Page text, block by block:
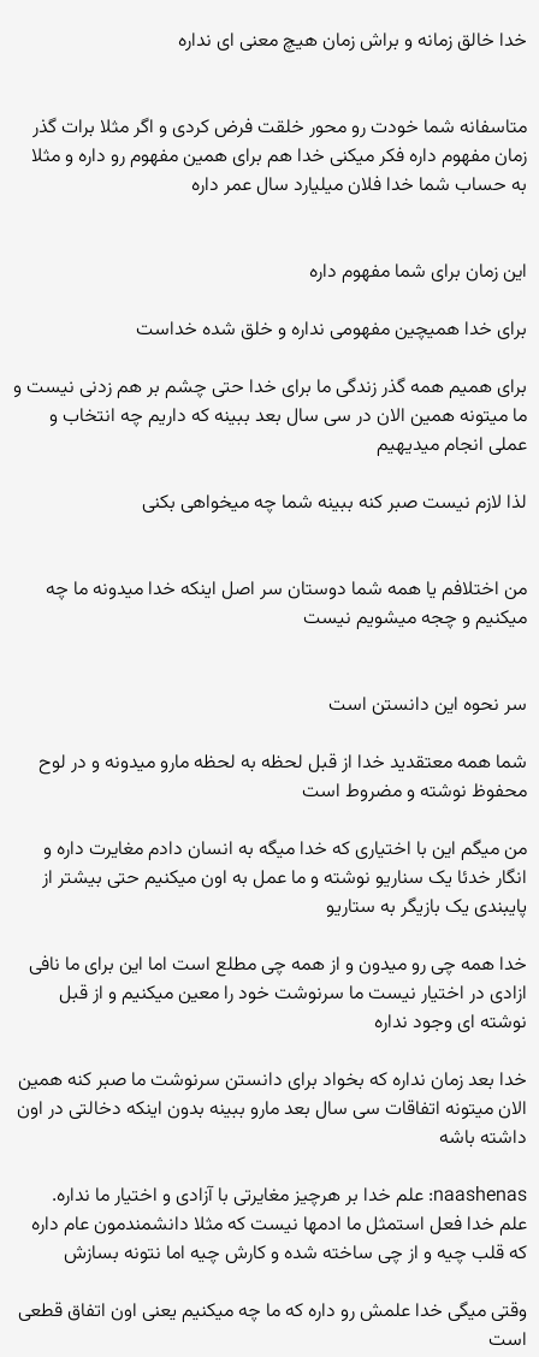
خدا خالق زمانه و براش زمان هیچ معنی ای نداره
متاسفانه شما خودت رو محور خلقت فرض کردی و اگر مثلا برات گذر
زمان مفهوم داره فکر میکنی خدا هم برای همین مفهوم رو داره و مثلا
به حساب شما خدا فلان میلیارد سال عمر داره
این زمان برای شما مفهوم داره
برای خدا همیچین مفهومی نداره و خلق شده خداست
برای همیم همه گذر زندگی ما برای خدا حتی چشم بر هم زدنی نیست و
ما میتونه همین الان در سی سال بعد ببینه که داریم چه انتخاب و
عملی انجام میدیهیم
لذا لازم نیست صبر کنه ببینه شما چه میخواهی بکنی
من اختلافم یا همه شما دوستان سر اصل اینکه خدا میدونه ما چه
میکنیم و چجه میشویم نیست
سر نحوه این دانستن است
شما همه معتقدید خدا از قبل لحظه به لحظه مارو میدونه و در لوح
محفوظ نوشته و مضروط است
من میگم این با اختیاری که خدا میگه به انسان دادم مغایرت داره و
انگار خدئا یک سناریو نوشته و ما عمل به اون میکنیم حتی بیشتر از
پایبندی یک بازیگر به ستاریو
خدا همه چی رو میدون و از همه چی مطلع است اما این برای ما نافی
ازادی در اختیار نیست ما سرنوشت خود را معین میکنیم و از قبل
نوشته ای وجود نداره
خدا بعد زمان نداره که بخواد برای دانستن سرنوشت ما صبر کنه همین
الان میتونه اتفاقات سی سال بعد مارو ببینه بدون اینکه دخالتی در اون
داشته باشه
naashenas: علم خدا بر هرچیز مغایرتی با آزادی و اختیار ما نداره.
علم خدا فعل استمثل ما ادمها نیست که مثلا دانشمندمون عام داره
که قلب چیه و از چی ساخته شده و کارش چیه اما نتونه بسازش
وقتی میگی خدا علمش رو داره که ما چه میکنیم یعنی اون اتفاق قطعی
است